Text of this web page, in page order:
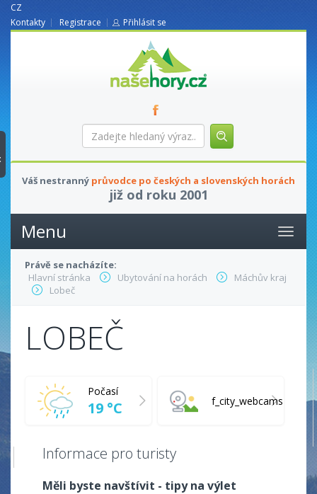
CZ
Kontakty
Registrace Přihlásit se
nasehory.cz
Zadejte
hledaný
Váš nestranný průvodce po českých a slovenských horách
již od roku 2001
Menu
Právě se nacházíte:
Hlavní stránka
Ubytování na horách
Máchův kraj
Lobeč
LOBEČ
Počasí
19 °C f_city_webcams
Informace pro turisty
Měli byste navštívit - tipy na výlet